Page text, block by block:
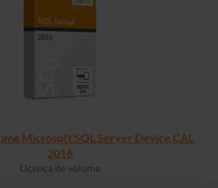
Microsoft SQL Server Device CAL
2016
Licença de volume